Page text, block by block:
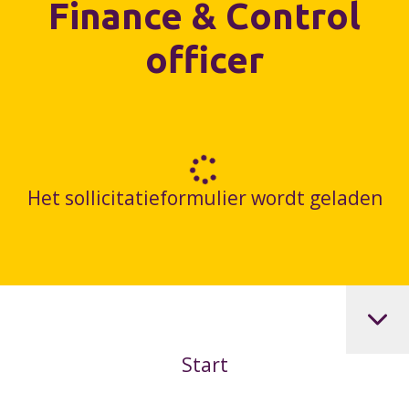
Finance & Control
officer
Het sollicitatieformulier wordt geladen
Start